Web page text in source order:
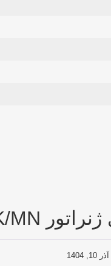
ژنراتور AVK/MN مدل (560KVA) DSG62 m0-4
آذر 10, 1404